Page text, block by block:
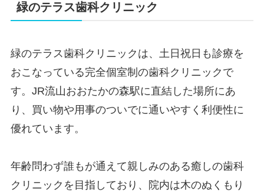
緑のテラス歯科クリニック
緑のテラス歯科クリニックは、土日祝日も診療を
おこなっている完全個室制の歯科クリニックで
す。JR流山おおたかの森駅に直結した場所にあ
り、買い物や用事のついでに通いやすく利便性に
優れています。
年齢問わず誰もが通えて親しみのある癒しの歯科
クリニックを目指しており、院内は木のぬくもり